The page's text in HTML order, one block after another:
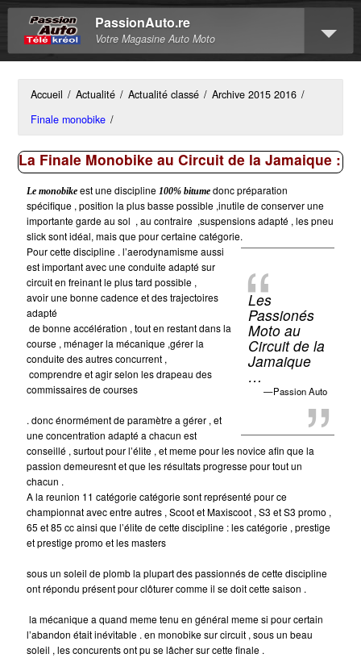
PassionAuto.re
Votre Magasine Auto Moto
Accueil / Actualité / Actualité classé / Archive 2015 2016 /
Finale monobike /
La Finale Monobike au Circuit de la Jamaique :
Le monobike est une discipline 100% bitumedonc préparation
spécifique , position la plus basse possible ,inutile de conserver une
importante garde au sol , au contraire ,suspensions adapté , les pneu
slick sont idéal, mais que pour certaine catégorie.
Les
Passionés
Moto au
Circuit de la
Jamaique
…
Passion Auto
Pour cette discipline . l’aerodynamisme aussi
est important avec une conduite adapté sur
circuit en freinant le plus tard possible ,
avoir une bonne cadence et des trajectoires
adapté
de bonne accélération , tout en restant dans la
course , ménager la mécanique ,gérer la
conduite des autres concurrent ,
comprendre et agir selon les drapeau des
commissaires de courses
. donc énormément de paramètre a gérer , et
une concentration adapté a chacun est
conseillé , surtout pour l’élite , et meme pour les novice afin que la
passion demeuresnt et que les résultats progresse pour tout un
chacun .
A la reunion 11 catégorie catégorie sont représenté pour ce
championnat avec entre autres , Scoot et Maxiscoot , S3 et S3 promo ,
65 et 85 cc ainsi que l’élite de cette discipline : les catégorie , prestige
et prestige promo et les masters
sous un soleil de plomb la plupart des passionnés de cette discipline
ont répondu présent pour clôturer comme il se doit cette saison .
la mécanique a quand meme tenu en général meme si pour certain
l’abandon était inévitable . en monobike sur circuit , sous un beau
soleil , les concurents ont pu se lâcher sur cette finale .